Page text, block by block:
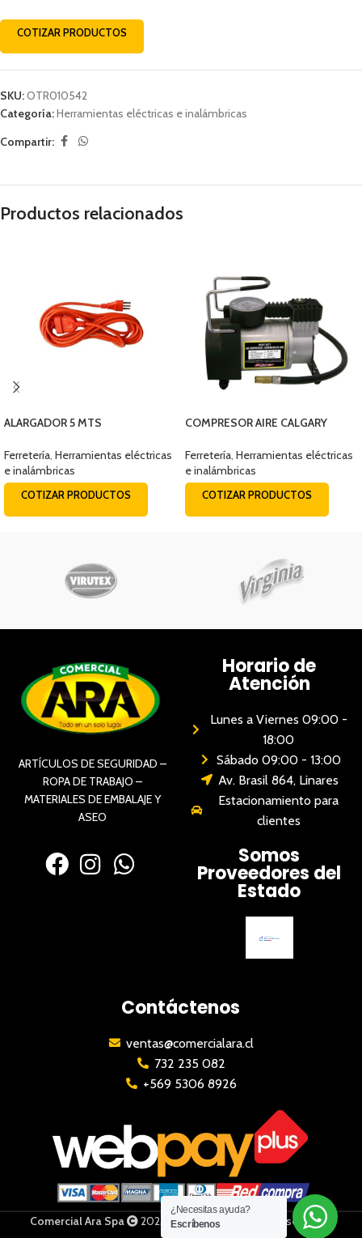
COTIZAR PRODUCTOS
SKU:OTR010542
Categoría:Herramientas eléctricas e inalámbricas
Compartir:
Productos relacionados
ALARGADOR 5 MTS
Ferretería Herramientas eléctricas
e inalámbricas
COTIZAR PRODUCTOS
COMPRESOR AIRE CALGARY
Ferretería Herramientas eléctricas
e inalámbricas
COTIZAR PRODUCTOS
ARTÍCULOS DE SEGURIDAD –
ROPA DE TRABAJO –
MATERIALES DE EMBALAJE Y
ASEO
Horario de
Atención
Lunes a Viernes 09:00 -
18:00
Sábado 09:00 - 13:00
Av. Brasil 864, Linares
Estacionamiento para
clientes
Somos
Proveedores del
Estado
Contáctenos
ventas@comercialara.cl
732 235 082
+569 5306 8926
Comercial Ara Spa 2023 | Todos los derechos reservados
¿Necesitas ayuda?
Escríbenos